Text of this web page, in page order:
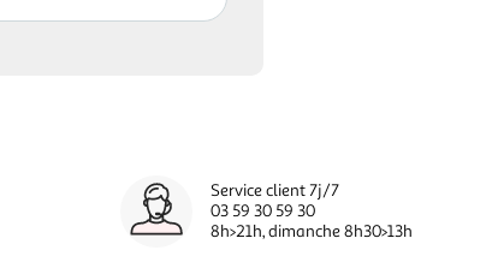
Service client 7j/7
03 59 30 59 30
8h>21h, dimanche 8h30>13h